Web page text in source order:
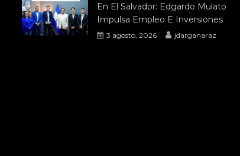
En El Salvador: Edgardo Mulato
Impulsa Empleo E Inversiones
3 agosto, 2026 jdarganaraz